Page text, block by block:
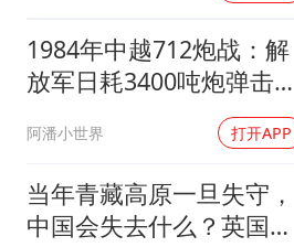
1984年中越712炮战：解
放军日耗3400吨炮弹击溃
阿潘小世界 打开APP
当年青藏高原一旦失守，
中国会失去什么？英国人